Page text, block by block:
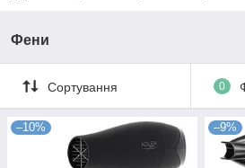
Фени
Сортування 0
–10% –9%